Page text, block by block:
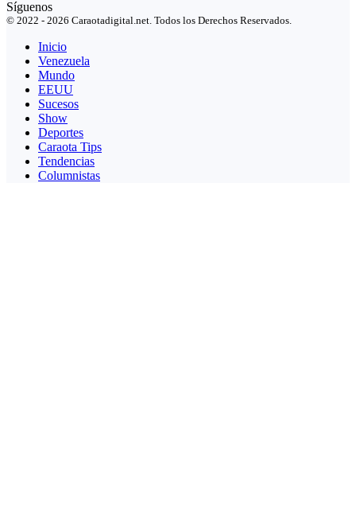
Síguenos
© 2022 - 2026 Caraotadigital.net. Todos los Derechos Reservados.
Inicio
Venezuela
Mundo
EEUU
Sucesos
Show
Deportes
Caraota Tips
Tendencias
Columnistas